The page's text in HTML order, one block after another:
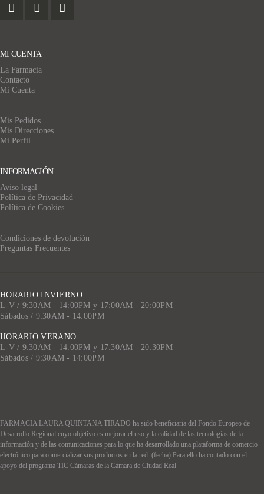
MI CUENTA
La Farmacia
Contacto
Mi Cuenta
Mis Pedidos
Mis Direcciones
Mi Perfil
INFORMACIÓN
Aviso legal
Política de Privacidad
Política de Cookies
Condiciones de devolución
Preguntas Frecuentes
HORARIO INVIERNO
L-V / 9:30AM - 14:00PM y 17:00AM - 20:00PM
Sábados / 9:30AM - 14:00PM
HORARIO VERANO
L-V / 9:30AM - 14:00PM y 17:30AM - 20:30PM
Sábados / 9:30AM - 14:00PM
FARMACIA LAURA QUINTANA TIRADO ha sido beneficiaria del Fondo Europeo de
Desarrollo Regional cuyo objetivo es mejorar el uso y la calidad de las tecnologías de la
información y de las comunicaciones para lo que ha desarrollado una plataforma de comercio
electrónico para comercializar sus productos en la red. (fecha) Para ello ha contado con el
apoyo del programa TIC Cámaras de la Cámara de Ciudad Real